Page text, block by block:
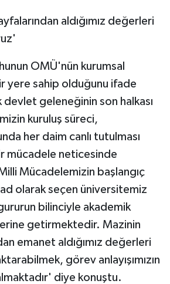
aldığımız değerleri
OMÜ'nün kurumsal
yere sahip olduğunu ifade
devlet geleneğinin son halkası
kuruluş süreci,
her daim canlı tutulması
mücadele neticesinde
Mücadelemizin başlangıç
olarak seçen üniversitemiz
bilinciyle akademik
getirmektedir. Mazinin
emanet aldığımız değerleri
görev anlayışımızın
diye konuştu.